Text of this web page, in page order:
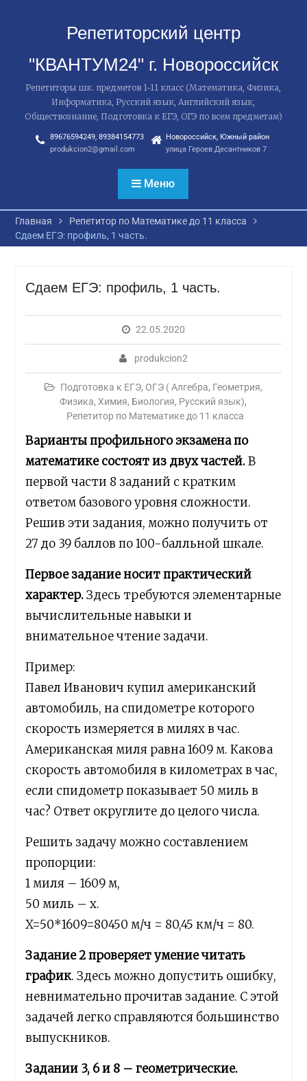
Репетиторский центр
"КВАНТУМ24" г. Новороссийск
Репетиторы шк. предметов 1-11 класс (Математика, Физика,
Информатика, Русский язык, Английский язык,
Обществознание, Подготовка к ЕГЭ, ОГЭ по всем предметам)
89676594249, 89384154773
produkcion2@gmail.com
Новороссийск, Южный район
улица Героев Десантников 7
Меню
Главная
Репетитор по Математике до 11 класса
Сдаем ЕГЭ: профиль, 1 часть.
Сдаем ЕГЭ: профиль, 1 часть.
22.05.2020
produkcion2
Подготовка к ЕГЭ, ОГЭ ( Алгебра, Геометрия,
Физика, Химия, Биология, Русский язык),
Репетитор по Математике до 11 класса
Варианты профильного экзамена по
математике состоят из двух частей.В
первой части 8 заданий с кратким
ответом базового уровня сложности.
Решив эти задания, можно получить от
27 до 39 баллов по 100-балльной шкале.
Первое задание носит практический
характер.Здесь требуются элементарные
вычислительные навыки и
внимательное чтение задачи.
Пример:
Павел Иванович купил американский
автомобиль, на спидометре которого
скорость измеряется в милях в час.
Американская миля равна 1609 м. Какова
скорость автомобиля в километрах в час,
если спидометр показывает 50 миль в
час? Ответ округлите до целого числа.
Решить задачу можно составлением
пропорции:
1 миля – 1609 м,
50 миль – x.
X=50*1609=80450 м/ч = 80,45 км/ч = 80.
Задание 2 проверяет умение читать
график. Здесь можно допустить ошибку,
невнимательно прочитав задание. С этой
задачей легко справляются большинство
выпускников.
Задании 3, 6 и 8 – геометрические.